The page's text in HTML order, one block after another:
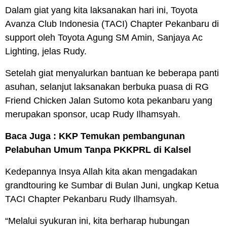
Dalam giat yang kita laksanakan hari ini, Toyota
Avanza Club Indonesia (TACI) Chapter Pekanbaru di
support oleh Toyota Agung SM Amin, Sanjaya Ac
Lighting, jelas Rudy.
Setelah giat menyalurkan bantuan ke beberapa panti
asuhan, selanjut laksanakan berbuka puasa di RG
Friend Chicken Jalan Sutomo kota pekanbaru yang
merupakan sponsor, ucap Rudy Ilhamsyah.
Baca Juga : KKP Temukan pembangunan
Pelabuhan Umum Tanpa PKKPRL di Kalsel
Kedepannya Insya Allah kita akan mengadakan
grandtouring ke Sumbar di Bulan Juni, ungkap Ketua
TACI Chapter Pekanbaru Rudy Ilhamsyah.
“Melalui syukuran ini, kita berharap hubungan